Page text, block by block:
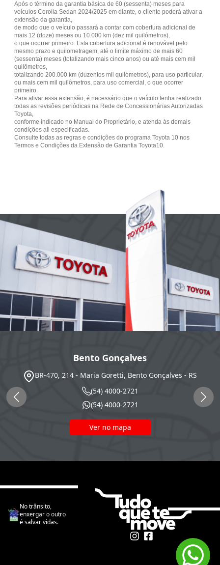
Após o término da garantia básica de 60 (sessenta) meses para
veiculos Corolla Sedan 2024/2025 em diante, o cliente poderá ativar a
extensão da garantia,
de modo que o veículo passará a contar com cobertura adicional de
mais 12 (doze) meses ou 10.000 km (dez mil quilómetros),
o que ocorrer primeiro. Esta cobertura adicional é renovável pelo
mesmo prazo e quilometragem, até o limite máximo de mais 60
(sessenta) meses (totalizando mais cinco anos) ou até mais cem mil
quilômetros,
totalizando 200.000 km (duzentos mil quilómetros), para uso particular,
ou mais cem mil quilômetros, para uso comercial, o que ocorrer
primeiro.
Para ativar essa extensão, é necessário que o veículo tenha realizado
todas as revisões periódicas na Rede de Concessionárias Autorizadas
Toyota,
conforme indicado no Manual do Proprietário, e atenda às demais
condições ali especificadas.
Consulte todas as regras e condições do programa Toyota 10 nos
Termos e Condições da Extensão de Garantia Toyota10.
Bento Gonçalves
BR-470, 214 - Maria Goretti, Bento Gonçalves - RS
(54) 4000-2721
(54) 4000-2721
Ver no mapa
No trânsito,
enxergar o outro
é salvar vidas.